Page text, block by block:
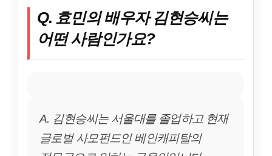
Q. 효민의 배우자 김현승씨는
어떤 사람인가요?
A. 김현승씨는 서울대를 졸업하고 현재
글로벌 사모펀드인 베인캐피탈의